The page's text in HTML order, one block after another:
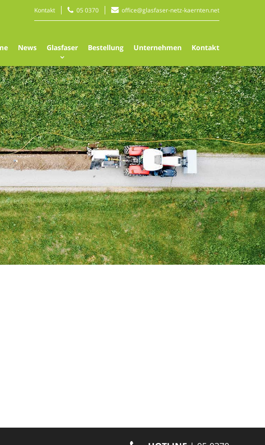
Kontakt 05 0370 office@glasfaser-netz-kaernten.net
News Glasfaser Bestellung Unternehmen Kontakt